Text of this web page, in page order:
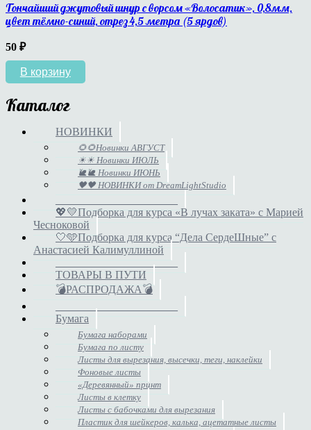
Тончайший джутовый шнур с ворсом «Волосатик», 0,8мм,
цвет тёмно-синий, отрез 4,5 метра (5 ярдов)
50 ₽
В корзину
Каталог
НОВИНКИ
🌻🌻Новинки АВГУСТ
☀☀ Новинки ИЮЛЬ
🐌🐌 Новинки ИЮНЬ
🖤🖤 НОВИНКИ от DreamLightStudio
💖💛Подборка для курса «В лучах заката» с Марией
Чесноковой
🤍🩵Подборка для курса “Дела СердеШные” с
Анастасией Калимуллиной
______________________
ТОВАРЫ В ПУТИ
💣РАСПРОДАЖА💣
______________________
Бумага
Бумага наборами
Бумага по листу
Листы для вырезания, высечки, теги, наклейки
Фоновые листы
«Деревянный» принт
Листы в клетку
Листы с бабочками для вырезания
Пластик для шейкеров, калька, ацетатные листы